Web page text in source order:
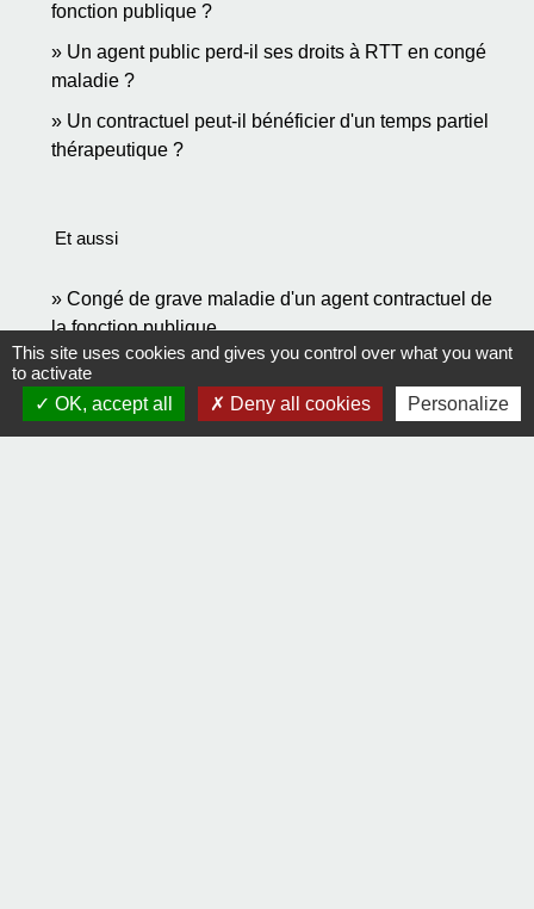
fonction publique ?
Un agent public perd-il ses droits à RTT en congé
maladie ?
Un contractuel peut-il bénéficier d'un temps partiel
thérapeutique ?
Et aussi
Congé de grave maladie d'un agent contractuel de
la fonction publique
Travail - Formation
Signaler une erreur sur cette page
This site uses cookies and gives you control over what you want
to activate
OK, accept all
Deny all cookies Personalize